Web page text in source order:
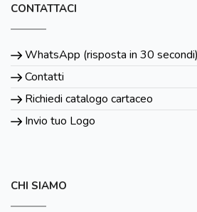
CONTATTACI
WhatsApp (risposta in 30 secondi)
Contatti
Richiedi catalogo cartaceo
Invio tuo Logo
CHI SIAMO